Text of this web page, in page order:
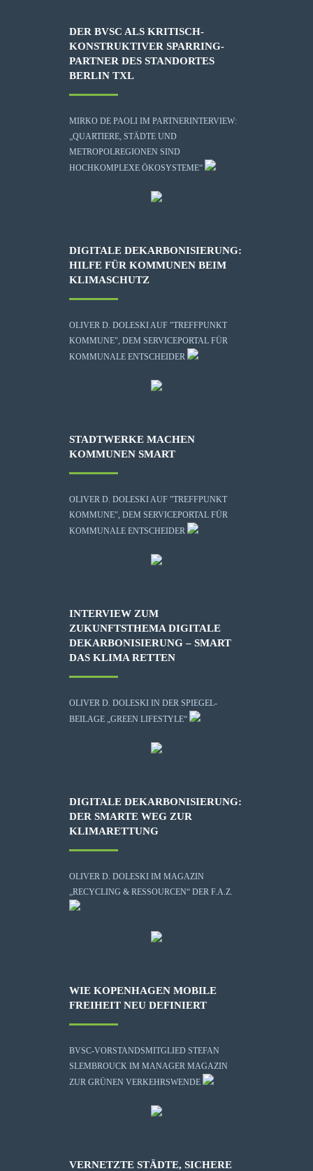
DER BVSC ALS KRITISCH-
KONSTRUKTIVER SPARRING-
PARTNER DES STANDORTES
BERLIN TXL
MIRKO DE PAOLI IM PARTNERINTERVIEW:
„QUARTIERE, STÄDTE UND
METROPOLREGIONEN SIND
HOCHKOMPLEXE ÖKOSYSTEME“
DIGITALE DEKARBONISIERUNG:
HILFE FÜR KOMMUNEN BEIM
KLIMASCHUTZ
OLIVER D. DOLESKI AUF "TREFFPUNKT
KOMMUNE", DEM SERVICEPORTAL FÜR
KOMMUNALE ENTSCHEIDER
STADTWERKE MACHEN
KOMMUNEN SMART
OLIVER D. DOLESKI AUF "TREFFPUNKT
KOMMUNE", DEM SERVICEPORTAL FÜR
KOMMUNALE ENTSCHEIDER
INTERVIEW ZUM
ZUKUNFTSTHEMA DIGITALE
DEKARBONISIERUNG – SMART
DAS KLIMA RETTEN
OLIVER D. DOLESKI IN DER SPIEGEL-
BEILAGE „GREEN LIFESTYLE“
DIGITALE DEKARBONISIERUNG:
DER SMARTE WEG ZUR
KLIMARETTUNG
OLIVER D. DOLESKI IM MAGAZIN
„RECYCLING & RESSOURCEN“ DER F.A.Z.
WIE KOPENHAGEN MOBILE
FREIHEIT NEU DEFINIERT
BVSC-VORSTANDSMITGLIED STEFAN
SLEMBROUCK IM MANAGER MAGAZIN
ZUR GRÜNEN VERKEHRSWENDE
VERNETZTE STÄDTE, SICHERE